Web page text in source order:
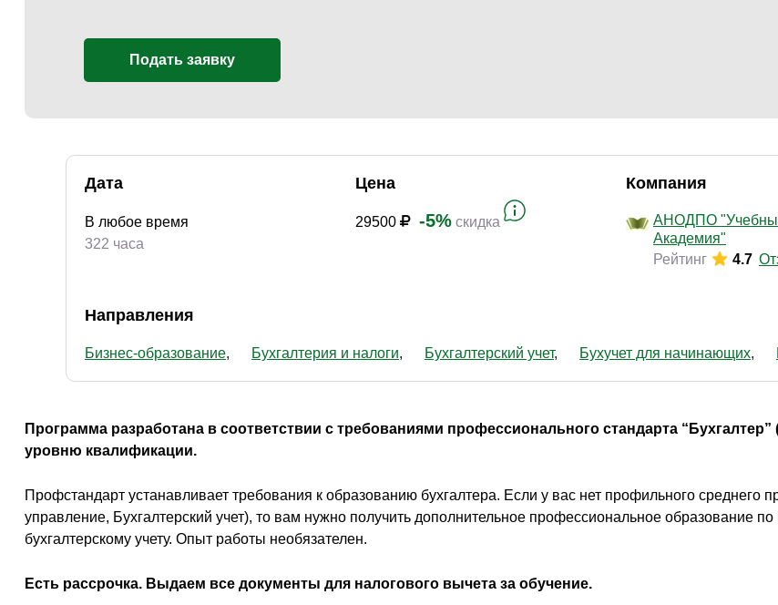
Подать заявку
Дата
В любое время
322 часа
Цена
29500 -5% скидка
Компания
АНОДПО
Академия"
Рейтинг
4.7
Направления
Бизнес-образование Бухгалтерия и налоги Бухгалтерский учет Бухучет для начинающих
Программа разработана в соответствии с требованиями профессионального стандарта
уровню квалификации.
Профстандарт устанавливает требования к образованию бухгалтера. Если у вас нет профильного
управление, Бухгалтерский учет), то вам нужно получить дополнительное профессиональное образование
бухгалтерскому учету. Опыт работы необязателен.
Есть рассрочка. Выдаем все документы для налогового вычета за обучение.